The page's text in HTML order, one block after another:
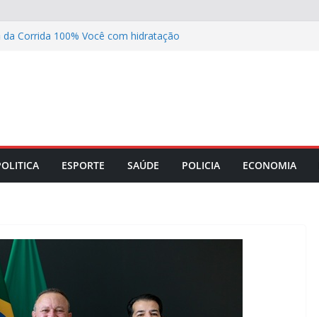
debate segurança, transparência
2026
R$ 13,9 bi para a Justiça Eleitoral
ESPORTE SAÚDE POLICIA ECONOMIA